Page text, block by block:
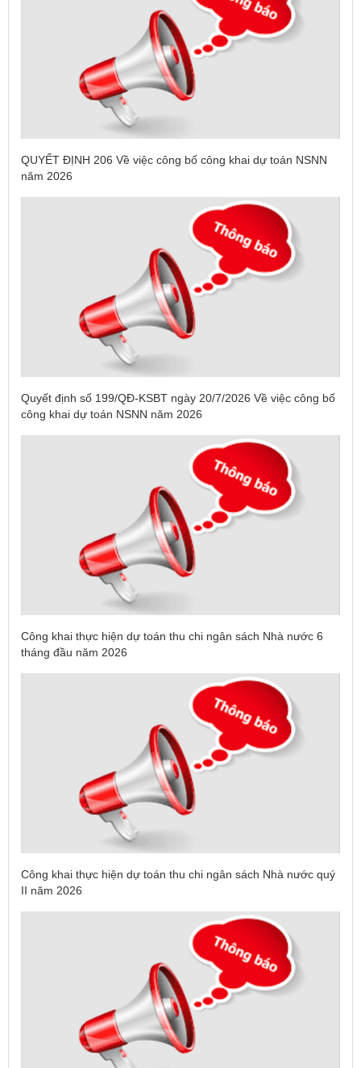
QUYẾT ĐỊNH 206 Về việc công bố công khai dự toán NSNN
năm 2026
Quyết định số 199/QĐ-KSBT ngày 20/7/2026 Về việc công bố
công khai dự toán NSNN năm 2026
Công khai thực hiện dự toán thu chi ngân sách Nhà nước 6
tháng đầu năm 2026
Công khai thực hiện dự toán thu chi ngân sách Nhà nước quý
II năm 2026